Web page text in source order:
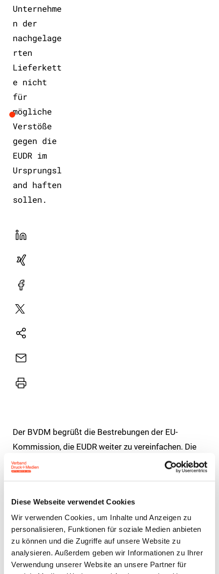
Diese Webseite verwendet Cookies
Wir verwenden Cookies, um Inhalte und Anzeigen zu
personalisieren, Funktionen für soziale Medien anbieten
zu können und die Zugriffe auf unsere Website zu
analysieren. Außerdem geben wir Informationen zu Ihrer
Verwendung unserer Website an unsere Partner für
Unternehme
n der
nachgelage
rten
Lieferkett
e nicht
für
mögliche
Verstöße
gegen die
EUDR im
Ursprungsl
and haften
sollen.
LinekdIn
Xing
Facebook
Plattform
Natives
E-
Drucker
Der BVDM begrüßt die Bestrebungen der EU-
Kommission, die EUDR weiter zu vereinfachen. Die
am 4. Mai 2026 vorgelegten Vorschläge reichen aus
Sicht des BVDM jedoch nicht aus, um die
der nachgelagerten Lieferkette nachhaltig zu
reduzieren.
Die vollständige Herausnahme von
Druckerzeugnissen wie Zeitungen, Bücher, Kataloge